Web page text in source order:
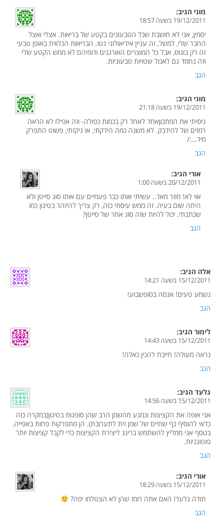
מוני הגיב:
19/12/2011 בשעה 18:57
יסמין, אני לא חושבת שכל הטבעונים בקטע של בריאות. אצלי ואצל
החבר שלי, למשל, זה עניין אידיאולוגי נטו. הבריאות הנלווית באופן טבעי
זה רק בונוס, אבל כל המוצרים האורגנים ודומיהם לא ממש הקטע שלי
וזה נחמד גם לאכול שטויות טבעוניות.
הגב
מוני הגיב:
19/12/2011 בשעה 21:18
ניסיתי את המתכוןאחד לאחד רק בכמות כפולה- וזה אפילו לא הראה
רמזים של להידבק. לא משנה כמה הידקתי, או ניקזתי, פשוט התפרק
מיד…:/
הגב
אורי הגיב:
20/12/2011 בשעה 1:00
אוי לא! מוזר מאד.. עשיתי אותו כבר פעמיים עם אותו סוג סייטן ולא
היתה שום בעיה. זה ממש עיסתי כזה, רק צריך להיזהר בטיגון כמו
שכתבתי. יכול להיות שזה סוג אחר של סייטן?
הגב
אלה הגיב:
15/12/2011 בשעה 14:21
נשמע טעים! אנסה בסופשבוע!
הגב
לימור הגיב:
15/12/2011 בשעה 14:43
נראה מעולה! חייבת להכין כאלה!
הגב
גלעד הגיב:
15/12/2011 בשעה 14:56
אני אופה את הקציצות ונמנע מהשמן הרב שהן סופגות בטיגון(במקרה כזה
כדאי להוסיף כף שתיים של שמן זית לתערובת). הן מתפרקות פחות באפייה.
בנוסף אני ממליץ להשתמש ברינג ליצירת הקציצות כדי לקבל קציצות יותר
פוטוגניות.
הגב
אורי הגיב:
15/12/2011 בשעה 18:29
תודה גלעד! האם אתה רומז שהן לא הצטלמו יפה?
הגב